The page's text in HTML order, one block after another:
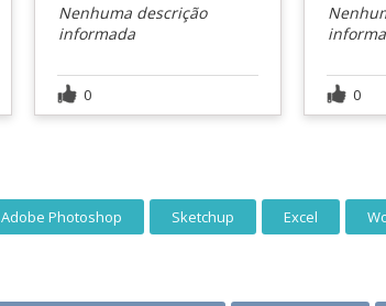
Nenhuma descrição
informada
0 0
Adobe Photoshop Sketchup Excel